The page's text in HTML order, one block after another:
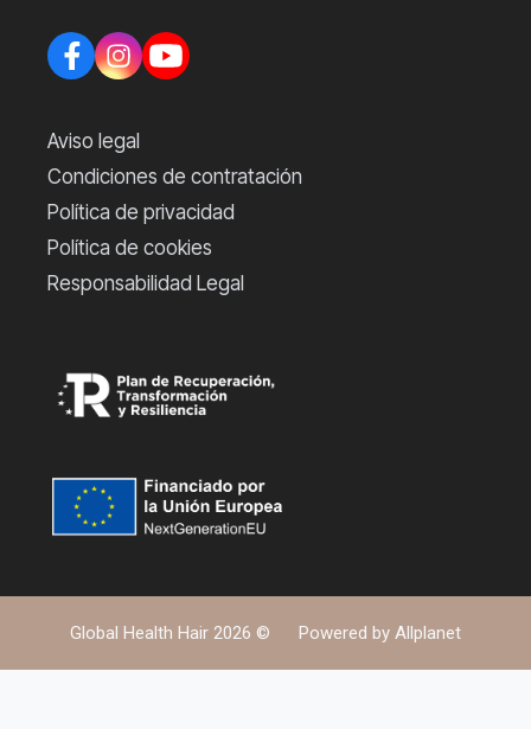
Aviso legal
Condiciones de contratación
Política de privacidad
Política de cookies
Responsabilidad Legal
Global Health Hair 2026 © Powered by Allplanet